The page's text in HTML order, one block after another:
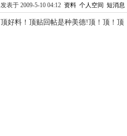
发表于 2009-5-10 04:12 资料 个人空间 短消息
顶好料！顶贴回帖是种美德!顶！顶！顶